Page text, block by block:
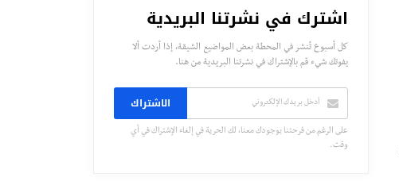
اشترك في نشرتنا البريدية
كل أسبوع تُنشر في المحطة بعض المواضيع الشيقة، إذا أردت ألا
يفوتك شيء قم بالإشتراك في نشرتنا البريدية من هنا.
الاشتراك
على الرغم من فرحتنا بوجودك معنا، لك الحرية في إلغاء الإشتراك في أي
وقت.